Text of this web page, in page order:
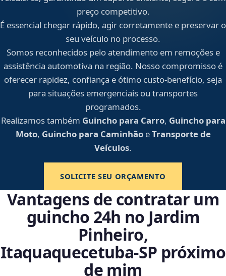
preço competitivo.
É essencial chegar rápido, agir corretamente e preservar o
seu veículo no processo.
Somos reconhecidos pelo atendimento em remoções e
assistência automotiva na região. Nosso compromisso é
oferecer rapidez, confiança e ótimo custo-benefício, seja
para situações emergenciais ou transportes
programados.
Realizamos também Guincho para Carro, Guincho para
Moto, Guincho para CaminhãoeTransporte de
Veículos.
SOLICITE SEU ORÇAMENTO
Vantagens de contratar um
guincho 24h no Jardim
Pinheiro,
Itaquaquecetuba‑SP próximo
de mim